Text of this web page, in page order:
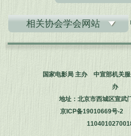
相关协会学会网站
国家电影局 主办 中宣部机关
办
地址：北京市西城区宣武
京ICP备19010669号-2